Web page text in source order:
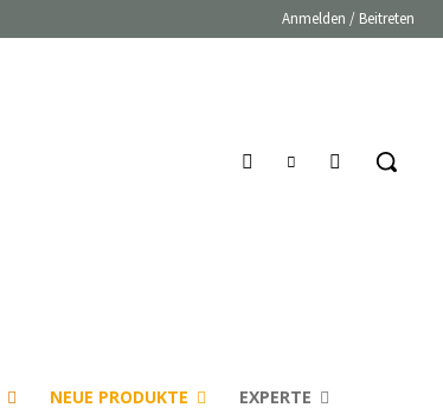
Anmelden / Beitreten
NEUE PRODUKTE EXPERTE